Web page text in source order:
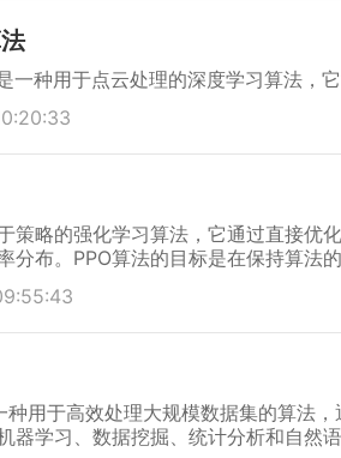
一种用于点云处理的深度学习算法，
策略的强化学习算法，它通过直接优
分布。PPO算法的目标是在保持算法
种用于高效处理大规模数据集的算法
器学习、数据挖掘、统计分析和自然语